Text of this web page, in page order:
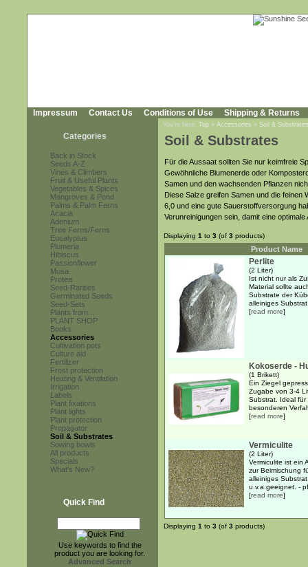
Impressum Contact Us Conditions of Use Shipping & Returns
Categories
Back in Stock
Seeds A-Z
Vines & Climbers
Fruit & Useful Plants
Vegetables & Spices
Mangroves & Pond
Palms & Palm Ferns
Acacia
Adenium
Tree Ferns/Ferns
Eucalyptus
Plumeria
Hibiscus
Passionflower
Musa
Protea
Seed-Rarities
Germinated Seeds
Seed-Sets
Plants from...
PLANT SHOP
Books
Accessories
Cultivation pots
Culture aid
Fertilizer
Frost protection
Heating & Ventilation
Irrigation
Labels
Plant fixations
Plant lights
Plant protection
Propagator
Soil & Substrates
Sowing bowls
All products
Specials
What's New?
Quick Find
Use keywords to find the
product you are looking for.
Advanced Search
You're here: Top » Accessories » Soil & Substrates
Soil & Substrates
Für die Aussaat sollten Sie nur keimfreie
Gewöhnliche Blumenerde oder
Samen und den wachsenden Pflanzen
Diese Salze greifen Samen und die
6,0 und eine gute Sauerstoffversorgung
Verunreinigungen sein, damit eine optimale
Displaying 1 to 3 (of 3 products)
Product Name
Perlite
(2 Liter)
Ist nicht nur als
Material sollte
Substrate der
alleiniges
[read more]
Kokoserde -
(1 Brikett)
Ein Ziegel
Zugabe von 3-4
Substrat. Ideal für
besonderen
[read more]
Vermiculite
(2 Liter)
Vermiculite ist ein
zur Beimischung
alleiniges
u.v.a.geeignet. -
[read more]
Displaying 1 to 3 (of 3 products)